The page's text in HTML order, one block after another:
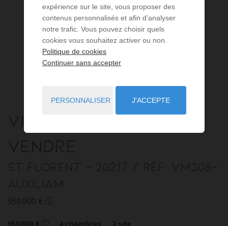
Villa 5 pièces à
vendre
St Florent - 20217 / Réf: VM308-
AUXILIAM
950 000 €
950 000 € 4 chambres 2 sde
expérience sur le site, vous proposer des
contenus personnalisés et afin d’analyser
notre trafic. Vous pouvez choisir quels
cookies vous souhaitez activer ou non.
Politique de cookies
Continuer sans accepter
PERSONNALISER J'ACCEPTE